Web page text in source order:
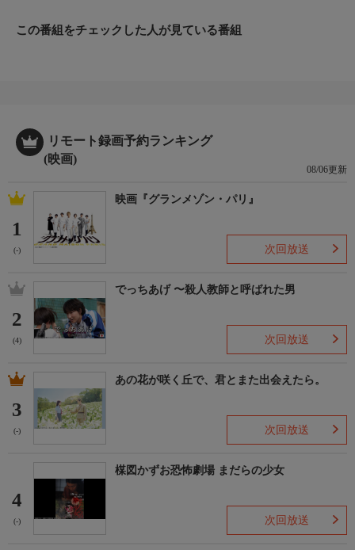
この番組をチェックした人が見ている番組
リモート録画予約ランキング
(映画)
08/06更新
1
(-)
映画『グランメゾン・パリ』
次回放送
2
(4)
でっちあげ 〜殺人教師と呼ばれた男
次回放送
3
(-)
あの花が咲く丘で、君とまた出会えたら。
次回放送
4
(-)
楳図かずお恐怖劇場 まだらの少女
次回放送